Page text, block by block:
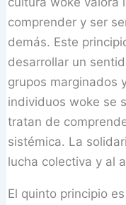
comprender y ser
demás. Este
desarrollar un
grupos marginados
individuos woke se
tratan de
sistémica. La
lucha colectiva y al
El quinto principio